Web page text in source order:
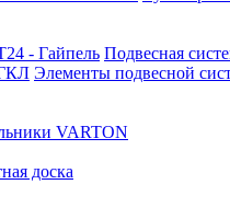
- Гайпель Подвесная
Элементы подвесной
VARTON
доска